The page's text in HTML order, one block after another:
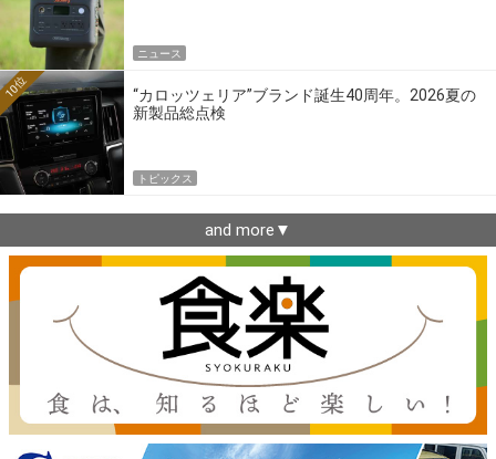
ニュース
“カロッツェリア”ブランド誕生40周年。2026夏の
新製品総点検
10位
トピックス
and more▼